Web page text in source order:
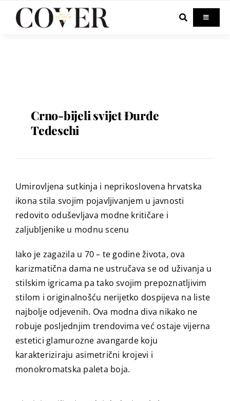
Toggle
Out & About
Crno-bijeli svijet Đurđe
Tedeschi
Umirovljena sutkinja i neprikoslovena hrvatska
ikona stila svojim pojavljivanjem u javnosti
redovito oduševljava modne kritičare i
zaljubljenike u modnu scenu
Iako je zagazila u 70 – te godine života, ova
karizmatična dama ne ustručava se od uživanja u
stilskim igricama pa tako svojim prepoznatljivim
stilom i originalnošću nerijetko dospijeva na liste
najbolje odjevenih. Ova modna diva nikako ne
robuje posljednjim trendovima već ostaje vijerna
estetici glamurozne avangarde koju
karakteriziraju asimetrični krojevi i
monokromatska paleta boja.